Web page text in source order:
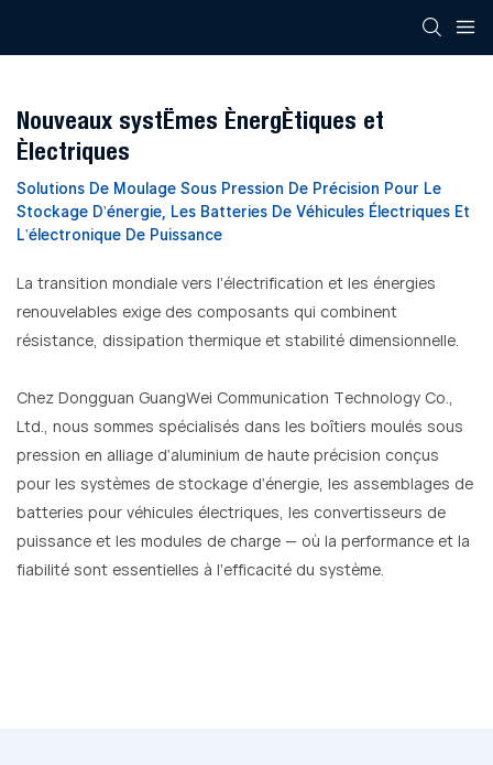
Nouveaux systèmes énergétiques et
électriques
Solutions De Moulage Sous Pression De Précision Pour Le
Stockage D'énergie, Les Batteries De Véhicules Électriques Et
L'électronique De Puissance
La transition mondiale vers l’électrification et les énergies
renouvelables exige des composants qui combinent
résistance, dissipation thermique et stabilité dimensionnelle.
Chez Dongguan GuangWei Communication Technology Co.,
Ltd., nous sommes spécialisés dans les boîtiers moulés sous
pression en alliage d'aluminium de haute précision conçus
pour les systèmes de stockage d'énergie, les assemblages de
batteries pour véhicules électriques, les convertisseurs de
puissance et les modules de charge — où la performance et la
fiabilité sont essentielles à l'efficacité du système.